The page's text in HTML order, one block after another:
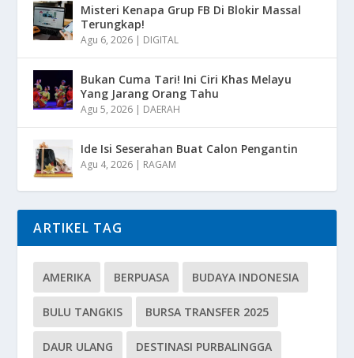
Misteri Kenapa Grup FB Di Blokir Massal
Terungkap!
Agu 6, 2026 | DIGITAL
Bukan Cuma Tari! Ini Ciri Khas Melayu
Yang Jarang Orang Tahu
Agu 5, 2026 | DAERAH
Ide Isi Seserahan Buat Calon Pengantin
Agu 4, 2026 | RAGAM
ARTIKEL TAG
AMERIKA BERPUASA BUDAYA INDONESIA
BULU TANGKIS BURSA TRANSFER 2025
DAUR ULANG DESTINASI PURBALINGGA